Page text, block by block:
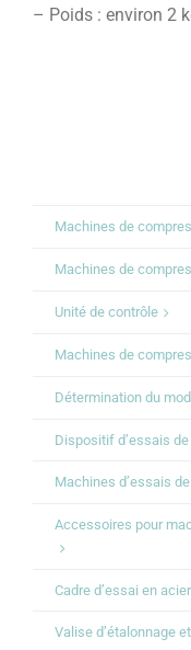
– Poids : environ 2
Machines de
Machines de
Unité de contrôle
Machines de
Détermination du
Dispositif d’essais
Machines d’essais
Accessoires pour
Cadre d’essai en
Valise d’étalonnage